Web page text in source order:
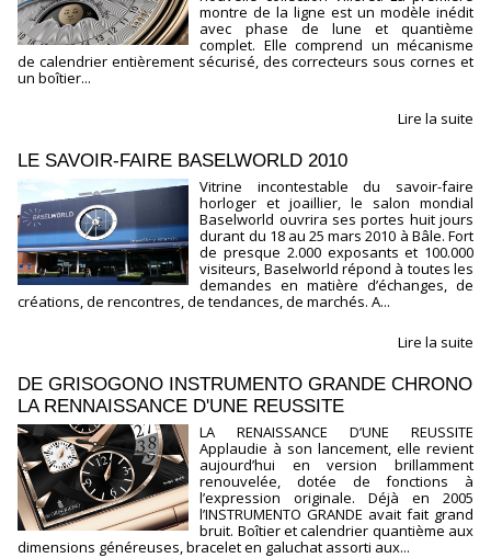
montre de la ligne est un modèle inédit
avec phase de lune et quantième
complet. Elle comprend un mécanisme
de calendrier entièrement sécurisé, des correcteurs sous cornes et
un boîtier...
Lire la suite
LE SAVOIR-FAIRE BASELWORLD 2010
Vitrine incontestable du savoir-faire
horloger et joaillier, le salon mondial
Baselworld ouvrira ses portes huit jours
durant du 18 au 25 mars 2010 à Bâle. Fort
de presque 2.000 exposants et 100.000
visiteurs, Baselworld répond à toutes les
demandes en matière d’échanges, de
créations, de rencontres, de tendances, de marchés. A...
Lire la suite
DE GRISOGONO INSTRUMENTO GRANDE CHRONO
LA RENNAISSANCE D'UNE REUSSITE
LA RENAISSANCE D’UNE REUSSITE
Applaudie à son lancement, elle revient
aujourd’hui en version brillamment
renouvelée, dotée de fonctions à
l’expression originale. Déjà en 2005
l’INSTRUMENTO GRANDE avait fait grand
bruit. Boîtier et calendrier quantième aux
dimensions généreuses, bracelet en galuchat assorti aux...